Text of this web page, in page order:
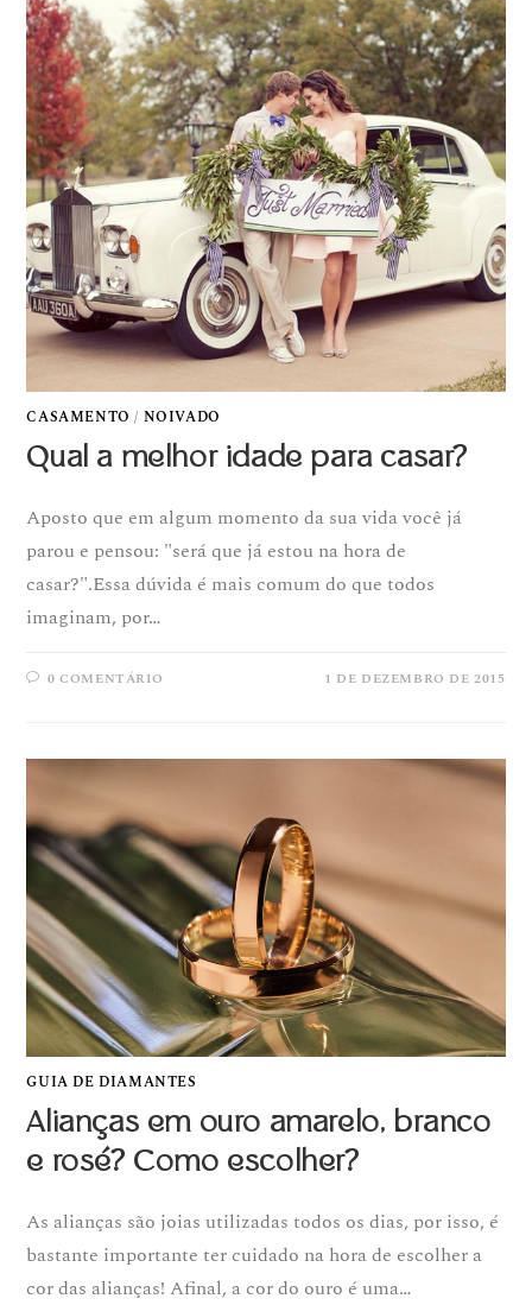
CASAMENTO / NOIVADO
Qual a melhor idade para casar?
Aposto que em algum momento da sua vida você já
parou e pensou: "será que já estou na hora de
casar?".Essa dúvida é mais comum do que todos
imaginam, por…
0 COMENTÁRIO 1 DE DEZEMBRO DE 2015
GUIA DE DIAMANTES
Alianças em ouro amarelo, branco
e rosé? Como escolher?
As alianças são joias utilizadas todos os dias, por isso, é
bastante importante ter cuidado na hora de escolher a
cor das alianças! Afinal, a cor do ouro é uma…